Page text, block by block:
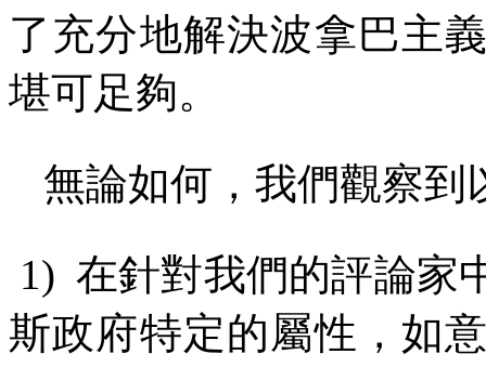
了充分地解決波拿巴主
堪可足夠。
無論如何，我們觀察到
1) 在針對我們的評論家
斯政府特定的屬性，如